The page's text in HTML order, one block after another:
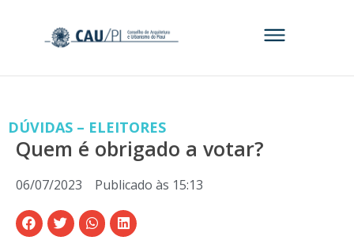
DÚVIDAS – ELEITORES
Quem é obrigado a votar?
06/07/2023 Publicado às 15:13